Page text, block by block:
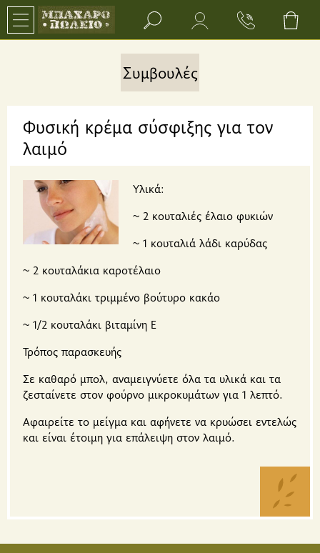
Search bar input field
Συμβουλές
Φυσική κρέμα σύσφιξης για τον
λαιμό
Υλικά:
~ 2 κουταλιές έλαιο φυκιών
~ 1 κουταλιά λάδι καρύδας
~ 2 κουταλάκια καροτέλαιο
~ 1 κουταλάκι τριμμένο βούτυρο κακάο
~ 1/2 κουταλάκι βιταμίνη Ε
Τρόπος παρασκευής
Σε καθαρό μπολ, αναμειγνύετε όλα τα υλικά και τα
ζεσταίνετε στον φούρνο μικροκυμάτων για 1 λεπτό.
Αφαιρείτε το μείγμα και αφήνετε να κρυώσει εντελώς
και είναι έτοιμη για επάλειψη στον λαιμό.